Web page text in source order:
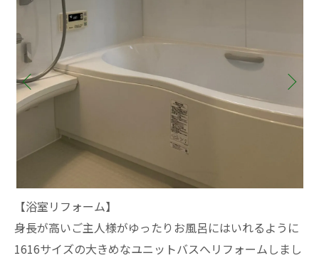
【浴室リフォーム】
身長が高いご主人様がゆったりお風呂にはいれるように
1616サイズの大きめなユニットバスへリフォームしまし